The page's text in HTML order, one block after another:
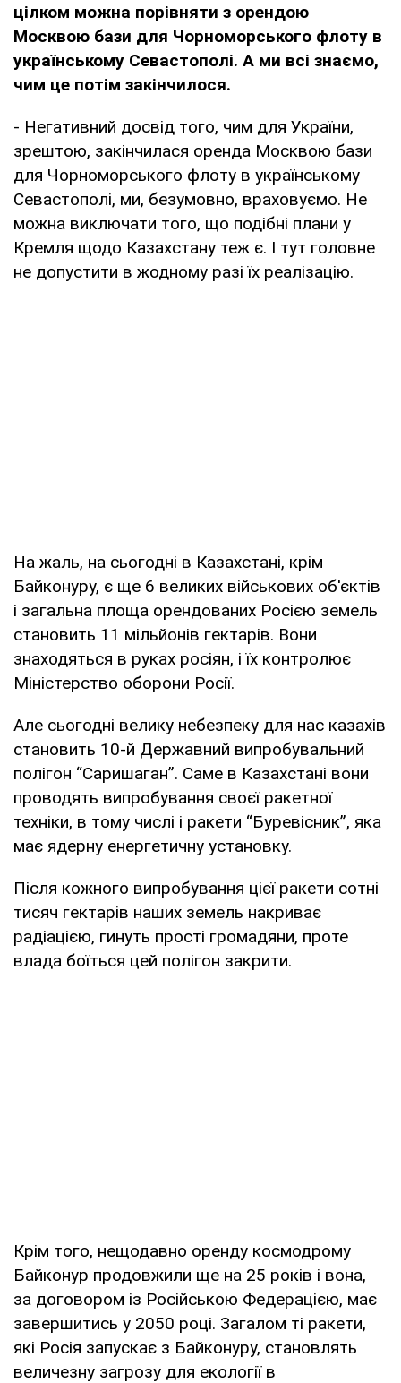
цілком можна порівняти з орендою
Москвою бази для Чорноморського флоту в
українському Севастополі. А ми всі знаємо,
чим це потім закінчилося.
- Негативний досвід того, чим для України,
зрештою, закінчилася оренда Москвою бази
для Чорноморського флоту в українському
Севастополі, ми, безумовно, враховуємо. Не
можна виключати того, що подібні плани у
Кремля щодо Казахстану теж є. І тут головне
не допустити в жодному разі їх реалізацію.
На жаль, на сьогодні в Казахстані, крім
Байконуру, є ще 6 великих військових об'єктів
і загальна площа орендованих Росією земель
становить 11 мільйонів гектарів. Вони
знаходяться в руках росіян, і їх контролює
Міністерство оборони Росії.
Але сьогодні велику небезпеку для нас казахів
становить 10-й Державний випробувальний
полігон “Саришаган”. Саме в Казахстані вони
проводять випробування своєї ракетної
техніки, в тому числі і ракети “Буревісник”, яка
має ядерну енергетичну установку.
Після кожного випробування цієї ракети сотні
тисяч гектарів наших земель накриває
радіацією, гинуть прості громадяни, проте
влада боїться цей полігон закрити.
Крім того, нещодавно оренду космодрому
Байконур продовжили ще на 25 років і вона,
за договором із Російською Федерацією, має
завершитись у 2050 році. Загалом ті ракети,
які Росія запускає з Байконуру, становлять
величезну загрозу для екології в